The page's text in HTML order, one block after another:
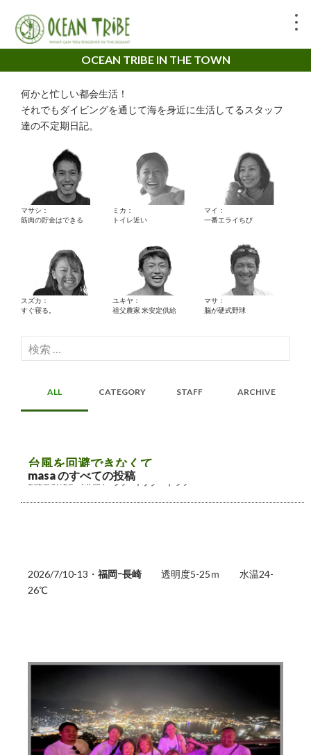
OCEAN TRIBE IN THE TOWN
何かと忙しい都会生活！
それでもダイビングを通じて海を身近に生活してるスタッフ
達の不定期日記。
マサシ：
筋肉の貯金はできる
ミカ：
トイレ近い
マイ：
一番エライちび
スズカ：
すぐ寝る。
ユキヤ：
祖父農家 米安定供給
マサ：
脳が硬式野球
検
索:
ALL CATEGORY STAFF ARCHIVE
masa のすべての投稿
台風を回避できなくて
2026/07/28 MASA ツアー , リゾートツアー
2026/7/10-13・ 福岡ｰ長崎 透明度5-25ｍ 水温24-
26℃